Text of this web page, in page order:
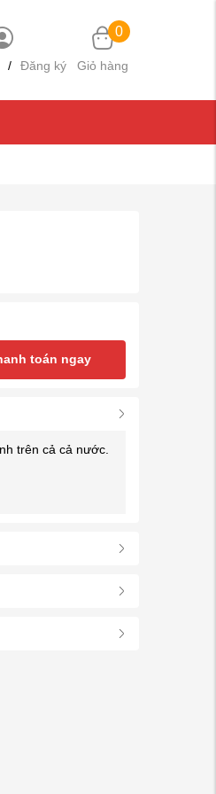
/ Đăng ký
0
Giỏ hàng
toán ngay
trên cả cả nước.